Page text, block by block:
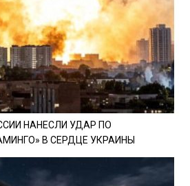
НАНЕСЛИ УДАР ПО
В СЕРДЦЕ УКРАИНЫ